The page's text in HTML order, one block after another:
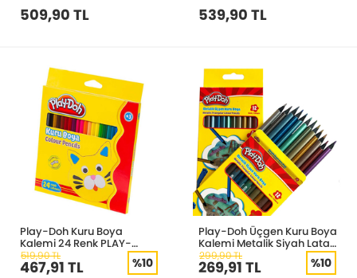
509,90 TL 539,90 TL
Play-Doh Kuru Boya
Kalemi 24 Renk PLAY-
KU003
519,90 TL
467,91 TL %10
Play-Doh Üçgen Kuru Boya
Kalemi Metalik Siyah Lata
12 Renk PLAY-KU025
299,90 TL
269,91 TL %10